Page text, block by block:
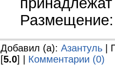
Размещение:
Добавил (а): Азантуль |
[5.0] | Комментарии (0)